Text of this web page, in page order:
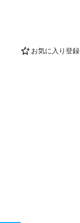
お気に入り登録